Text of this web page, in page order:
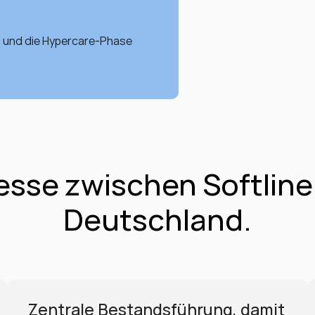
die Hypercare-Phase
zwischen
Deutschland.
Zentrale Bestandsführung, damit